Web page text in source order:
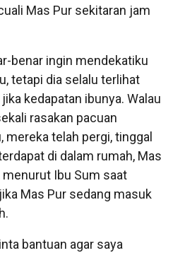
Mas Pur sekitaran jam
benar ingin mendekatiku
tetapi dia selalu terlihat
kedapatan ibunya. Walau
rasakan pacuan
mereka telah pergi, tinggal
di dalam rumah, Mas
menurut Ibu Sum saat
Mas Pur sedang masuk
bantuan agar saya